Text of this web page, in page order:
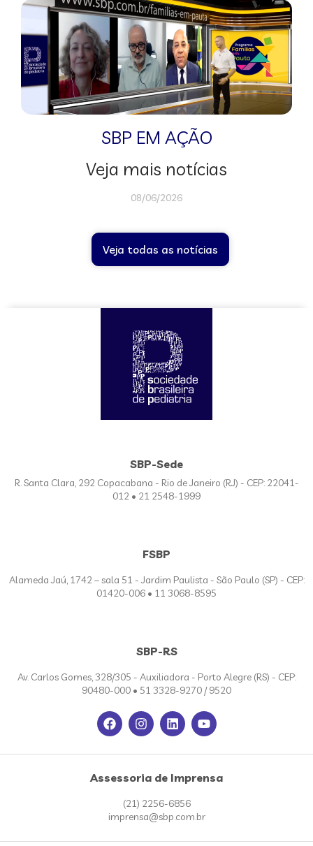
SBP EM AÇÃO
Veja mais notícias
08/06/2026
Veja todas as notícias
SBP-Sede
R. Santa Clara, 292 Copacabana - Rio de Janeiro (RJ) - CEP: 22041-
012 • 21 2548-1999
FSBP
Alameda Jaú, 1742 – sala 51 - Jardim Paulista - São Paulo (SP) - CEP:
01420-006 • 11 3068-8595
SBP-RS
Av. Carlos Gomes, 328/305 - Auxiliadora - Porto Alegre (RS) - CEP:
90480-000 • 51 3328-9270 / 9520
Assessoria de Imprensa
(21) 2256-6856
imprensa@sbp.com.br